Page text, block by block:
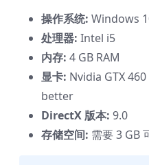
操作系统: Windows
处理器: Intel i5
内存: 4 GB RAM
显卡: Nvidia GTX
better
DirectX 版本: 9.0
存储空间: 需要 3 GB